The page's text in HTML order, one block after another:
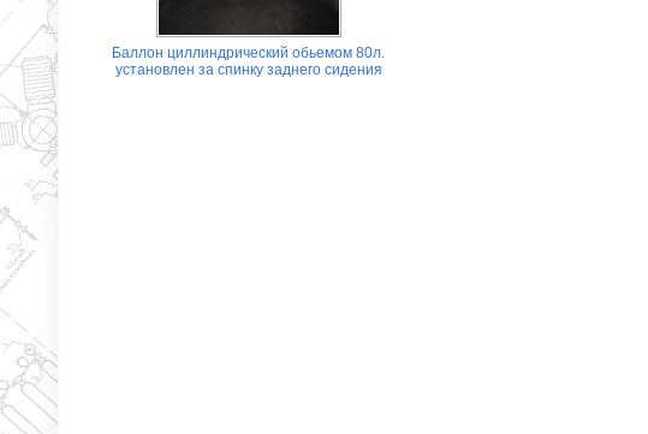
Баллон циллиндрический обьемом 80л.
установлен за спинку заднего сидения